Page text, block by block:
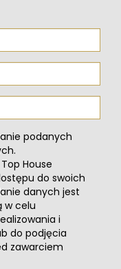
podanych
House
do swoich
danych jest
w celu
i
do podjęcia
zawarciem